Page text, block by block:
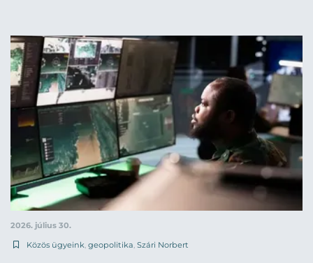
2026. július 30.
Közös ügyeink, geopolitika, Szári Norbert